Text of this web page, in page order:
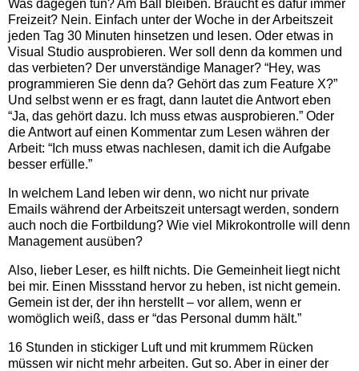
Was dagegen tun? Am Ball bleiben. Braucht es dafür immer
Freizeit? Nein. Einfach unter der Woche in der Arbeitszeit
jeden Tag 30 Minuten hinsetzen und lesen. Oder etwas in
Visual Studio ausprobieren. Wer soll denn da kommen und
das verbieten? Der unverständige Manager? “Hey, was
programmieren Sie denn da? Gehört das zum Feature X?”
Und selbst wenn er es fragt, dann lautet die Antwort eben
“Ja, das gehört dazu. Ich muss etwas ausprobieren.” Oder
die Antwort auf einen Kommentar zum Lesen währen der
Arbeit: “Ich muss etwas nachlesen, damit ich die Aufgabe
besser erfülle.”
In welchem Land leben wir denn, wo nicht nur private
Emails während der Arbeitszeit untersagt werden, sondern
auch noch die Fortbildung? Wie viel Mikrokontrolle will denn
Management ausüben?
Also, lieber Leser, es hilft nichts. Die Gemeinheit liegt nicht
bei mir. Einen Missstand hervor zu heben, ist nicht gemein.
Gemein ist der, der ihn herstellt – vor allem, wenn er
womöglich weiß, dass er “das Personal dumm hält.”
16 Stunden in stickiger Luft und mit krummem Rücken
müssen wir nicht mehr arbeiten. Gut so. Aber in einer der